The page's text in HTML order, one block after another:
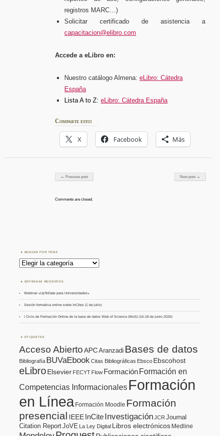
registros MARC…)
Solicitar certificado de asistencia a
capacitacion@elibro.com
Accede a eLibro en:
Nuestro catálogo Almena:eLibro: Cátedra
España
Lista A to Z:eLibro: Cátedra España
Comparte esto:
X Facebook Más
Post navigation
← Previous post Next post →
Comments are closed.
BUSCAR POR TEMA
Buscar
por
Tema
ENTRADAS RECIENTES
Webinar «UpToDate para Universidades»
Sesión formativa online sobre InCites (1 de julio)
I Ciclo de Formación Online de la base de datos Web of Science (WoS) (16-18 de junio 2026)
ETIQUETAS
Acceso AbiertoAPCAranzadi Bases de datos
Bibliografía BUVaEbookCitas Bibliográficas Ebsco Ebscohost
eLibroElsevier FECYT Flow FormaciónFormación en
Competencias Informacionales Formación
en Línea Formación Moodle Formación
presencial IEEE InCite InvestigaciónJCR Journal
Citation ReportJoVE La Ley Digital Libros electrónicos Medline